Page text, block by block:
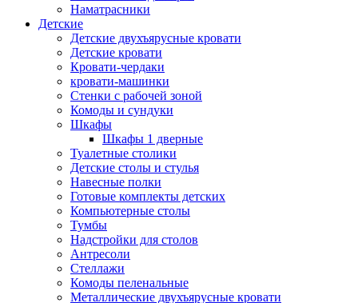
Наматрасники
Детские
Детские двухъярусные кровати
Детские кровати
Кровати-чердаки
кровати-машинки
Стенки с рабочей зоной
Комоды и сундуки
Шкафы
Шкафы 1 дверные
Туалетные столики
Детские столы и стулья
Навесные полки
Готовые комплекты детских
Компьютерные столы
Тумбы
Надстройки для столов
Антресоли
Стеллажи
Комоды пеленальные
Металлические двухъярусные кровати